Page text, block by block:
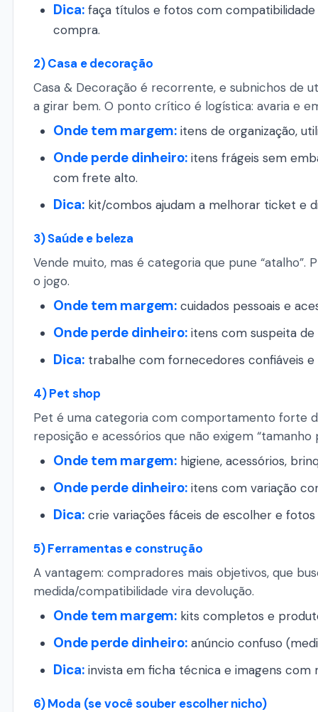
Dica: faça títulos e fotos com
compra.
2) Casa e decoração
Casa & Decoração é recorrente, e subnichos de
a girar bem. O ponto crítico é logística: avaria e
Onde tem margem:itens de organização,
Onde perde dinheiro: itens frágeis sem
com frete alto.
Dica: kit/combos ajudam a melhorar ticket e
3) Saúde e beleza
Vende muito, mas é categoria que pune
o jogo.
Onde tem margem:cuidados pessoais e
Onde perde dinheiro: itens com suspeita de
Dica: trabalhe com fornecedores confiáveis
4) Pet shop
Pet é uma categoria com comportamento forte
reposição e acessórios que não exigem
Onde tem margem:higiene, acessórios,
Onde perde dinheiro: itens com variação
Dica: crie variações fáceis de escolher e fotos
5) Ferramentas e construção
A vantagem: compradores mais objetivos, que
medida/compatibilidade vira devolução.
Onde tem margem:kits completos e
Onde perde dinheiro: anúncio confuso
Dica: invista em ficha técnica e imagens com
6) Moda (se você souber escolher nicho)